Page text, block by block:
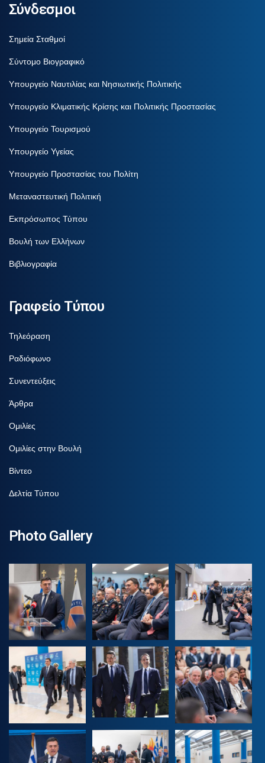
Σύνδεσμοι
Σημεία Σταθμοί
Σύντομο Βιογραφικό
Υπουργείο Ναυτιλίας και Νησιωτικής Πολιτικής
Υπουργείο Κλιματικής Κρίσης και Πολιτικής Προστασίας
Υπουργείο Τουρισμού
Υπουργείο Υγείας
Υπουργείο Προστασίας του Πολίτη
Μεταναστευτική Πολιτική
Εκπρόσωπος Τύπου
Βουλή των Ελλήνων
Βιβλιογραφία
Γραφείο Τύπου
Τηλεόραση
Ραδιόφωνο
Συνεντεύξεις
Άρθρα
Ομιλίες
Ομιλίες στην Βουλή
Βίντεο
Δελτία Τύπου
Photo Gallery